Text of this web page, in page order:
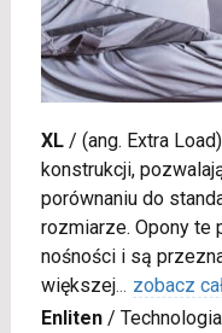
XL/ (ang. Extra
konstrukcji,
porównaniu do
rozmiarze. Opony te
nośności i są
większej... zobacz
Enliten/